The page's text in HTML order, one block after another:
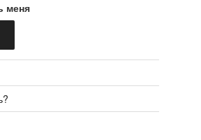
меня